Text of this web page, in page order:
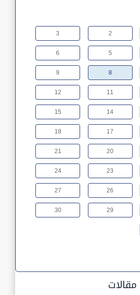
2
3
5
6
8
9
11
12
14
15
17
18
20
21
23
24
26
27
29
30